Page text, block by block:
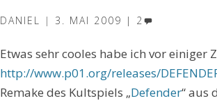
DANIEL 3. MAI 2009 2
Etwas sehr cooles habe ich vor einiger
http://www.p01.org/releases/
Remake des Kultspiels „Defender“ aus